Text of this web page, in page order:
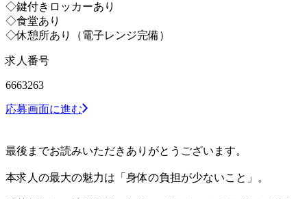
◇鍵付きロッカーあり
◇食堂あり
◇休憩所あり（電子レンジ完備）
求人番号
6663263
応募画面に進む
最後までお読みいただきありがとうございます。
本求人の最大の魅力は「身体の負担が少ないこと」。